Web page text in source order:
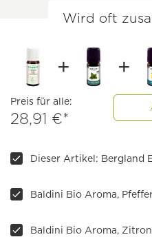
Wird oft
Preis für alle:
28,91 €*
Dieser Artikel: Bergland
Baldini Bio Aroma,
Baldini Bio Aroma,